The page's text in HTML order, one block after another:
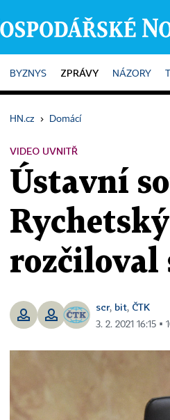
HOME
BYZNYS ZPRÁVY NÁZORY
HN.cz › Domácí
VIDEO UVNITŘ
Ústavní
rozčiloval
scr, bit, ČTK
3. 2. 2021 16:15 ▪